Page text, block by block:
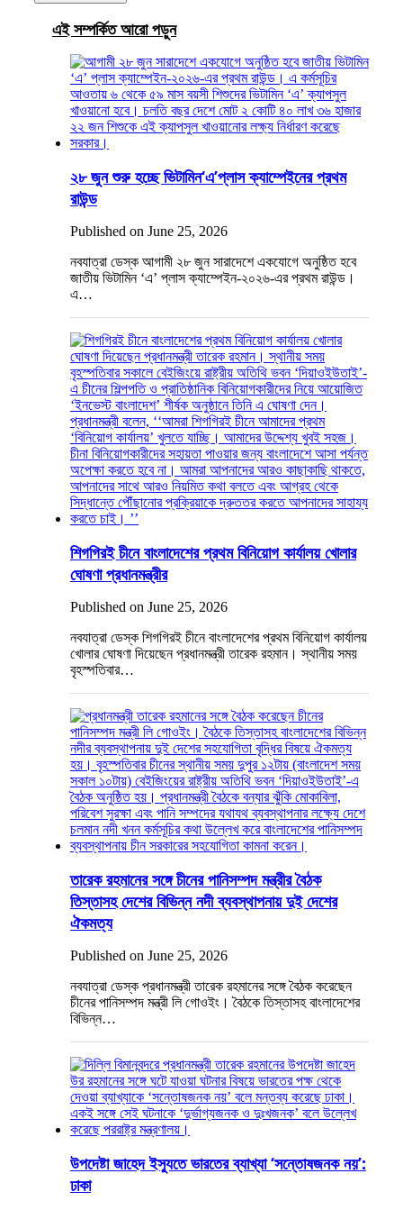
এই সম্পর্কিত আরো পড়ুন
২৮ জুন শুরু হচ্ছে ভিটামিন‘এ’প্লাস ক্যাম্পেইনের প্রথম
রাউন্ড
Published on June 25, 2026
নবযাত্রা ডেস্ক আগামী ২৮ জুন সারাদেশে একযোগে অনুষ্ঠিত হবে
জাতীয় ভিটামিন ‘এ’ প্লাস ক্যাম্পেইন-২০২৬-এর প্রথম রাউন্ড।
এ…
শিগগিরই চীনে বাংলাদেশের প্রথম বিনিয়োগ কার্যালয় খোলার
ঘোষণা প্রধানমন্ত্রীর
Published on June 25, 2026
নবযাত্রা ডেস্ক শিগগিরই চীনে বাংলাদেশের প্রথম বিনিয়োগ কার্যালয়
খোলার ঘোষণা দিয়েছেন প্রধানমন্ত্রী তারেক রহমান। স্থানীয় সময়
বৃহস্পতিবার…
তারেক রহমানের সঙ্গে চীনের পানিসম্পদ মন্ত্রীর বৈঠক
তিস্তাসহ দেশের বিভিন্ন নদী ব্যবস্থাপনায় দুই দেশের
ঐকমত্য
Published on June 25, 2026
নবযাত্রা ডেস্ক প্রধানমন্ত্রী তারেক রহমানের সঙ্গে বৈঠক করেছেন
চীনের পানিসম্পদ মন্ত্রী লি গোওইং। বৈঠকে তিস্তাসহ বাংলাদেশের
বিভিন্ন…
উপদেষ্টা জাহেদ ইস্যুতে ভারতের ব্যাখ্যা ‘সন্তোষজনক নয়’:
ঢাকা